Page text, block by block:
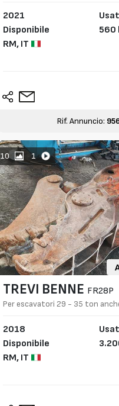
2021
Disponibile
RM, IT
560
Rif. Annuncio:
10 1
TREVI BENNE FR28P
Per escavatori 29 - 35 ton
2018
Disponibile
RM, IT